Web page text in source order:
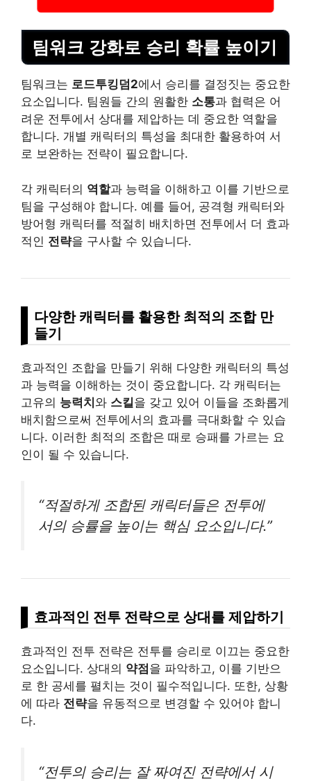
팀워크 강화로 승리 확률 높이기
팀워크는 로드투킹덤2에서 승리를 결정짓는 중요한
요소입니다. 팀원들 간의 원활한 소통과 협력은 어
려운 전투에서 상대를 제압하는 데 중요한 역할을
합니다. 개별 캐릭터의 특성을 최대한 활용하여 서
로 보완하는 전략이 필요합니다.
각 캐릭터의 역할과 능력을 이해하고 이를 기반으로
팀을 구성해야 합니다. 예를 들어, 공격형 캐릭터와
방어형 캐릭터를 적절히 배치하면 전투에서 더 효과
적인 전략을 구사할 수 있습니다.
다양한 캐릭터를 활용한 최적의 조합 만
들기
효과적인 조합을 만들기 위해 다양한 캐릭터의 특성
과 능력을 이해하는 것이 중요합니다. 각 캐릭터는
고유의 능력치와 스킬을 갖고 있어 이들을 조화롭게
배치함으로써 전투에서의 효과를 극대화할 수 있습
니다. 이러한 최적의 조합은 때로 승패를 가르는 요
인이 될 수 있습니다.
“적절하게 조합된 캐릭터들은 전투에
서의 승률을 높이는 핵심 요소입니다.”
효과적인 전투 전략으로 상대를 제압하기
효과적인 전투 전략은 전투를 승리로 이끄는 중요한
요소입니다. 상대의 약점 을 파악하고, 이를 기반으
로 한 공세를 펼치는 것이 필수적입니다. 또한, 상황
에 따라 전략을 유동적으로 변경할 수 있어야 합니
다.
“전투의 승리는 잘 짜여진 전략에서 시